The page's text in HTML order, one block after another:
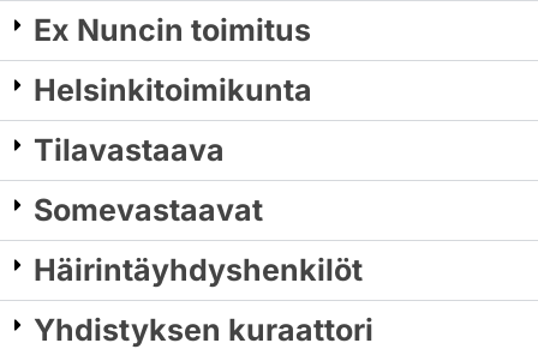
Ex Nuncin toimitus
Helsinkitoimikunta
Tilavastaava
Somevastaavat
Häirintäyhdyshenkilöt
Yhdistyksen kuraattori